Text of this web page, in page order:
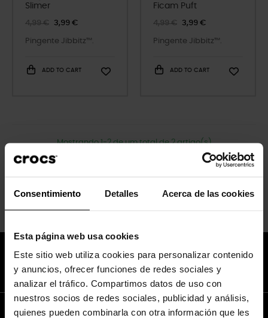
Consentimiento Detalles Acerca de las cookies
Esta página web usa cookies
Este sitio web utiliza cookies para personalizar contenido
y anuncios, ofrecer funciones de redes sociales y
analizar el tráfico. Compartimos datos de uso con
nuestros socios de redes sociales, publicidad y análisis,
quienes pueden combinarla con otra información que les
Slimer
4,99 € 3,99 €
Pingente Jibbitz™.
ADD TO CART
Ficam Puft
4,99 € 3,99 €
Pingente Jibbitz™.
ADD TO CART
Mostrando 1-2 de um total de 2 artigo(s)
próxima compra.
Inscreva-se já!
Entre na minha conta